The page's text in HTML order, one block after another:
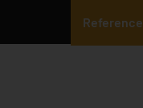
Reference